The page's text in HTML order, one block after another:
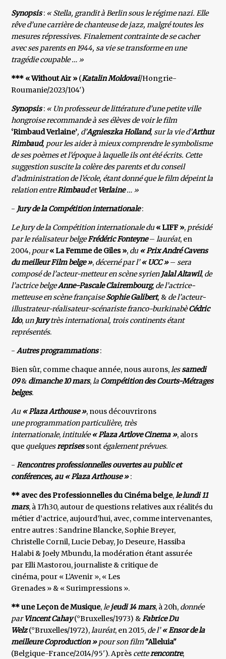
Synopsis: « Stella, grandit à Berlin sous le régime nazi. Elle
rêve d’une carrière de chanteuse de jazz, malgré toutes les
mesures répressives. Finalement contrainte de se cacher
avec ses parents en 1944, sa vie se transforme en une
tragédie coupable … »
*** « Without Air » (Katalin Moldovai/Hongrie-
Roumanie/2023/104′)
Synopsis: « Un professeur de littérature d’une petite ville
hongroise recommande à ses élèves de voir le film
‘Rimbaud Verlaine’, d’Agnieszka Holland, sur la vie d’Arthur
Rimbaud, pour les aider à mieux comprendre le symbolisme
de ses poèmes et l’époque à laquelle ils ont été écrits. Cette
suggestion suscite la colère des parents et du conseil
d’administration de l’école, étant donné que le film dépeint la
relation entreRimbaudetVerlaine… »
- Jury de la Compétition internationale:
Le Jury de la Compétition internationale du« LIFF », présidé
par le réalisateur belgeFrédéric Fonteyne– lauréat, en
2004, pour« La Femme de Giles », du« Prix André Cavens
du meilleur Film belge », décerné parl’« UCC »–sera
composé de l’acteur-metteur en scène syrienJalal Altawil, de
l’actrice belgeAnne-PascaleClairembourg, de l’actrice-
metteuse en scène françaiseSophie Galibert, & de l’acteur-
illustrateur-réalisateur-scénariste franco-burkinabèCédric
Ido, unJurytrès international, trois continents étant
représentés.
-Autres programmations:
Bien sûr, comme chaque année, nous aurons,lessamedi
09& dimanche 10 mars,la Compétition des Courts-Métrages
belges.
Au « Plaza Arthouse », nous découvrirons
une programmation particulière, très
internationale,intitulée« PlazaArtlove Cinema », alors
que quelquesreprisessont également prévues.
- Rencontres professionnelles ouvertes au public et
conférences, au « Plaza Arthouse »:
** avec des Professionnelles du Cinéma belge,le lundi 11
mars, à 17h30, autour de questions relatives aux réalités du
métier d’actrice, aujourd’hui, avec, comme intervenantes,
entre autres : Sandrine Blancke, Sophie Breyer,
Christelle Cornil, Lucie Debay, Jo Deseure, Hassiba
Halabi & Joely Mbundu, la modération étant assurée
par Elli Mastorou, journaliste & critique de
cinéma, pour « L’Avenir », « Les
Grenades » & « Surimpressions ».
** une Leçon de Musique,lejeudi 14 mars, à 20h, donnée
parVincent Cahay(°Bruxelles/1973) &Fabrice Du
Welz(°Bruxelles/1972),lauréat, en 2015, de l’« Ensor de la
meilleure Coproduction »pour son film "Alleluia"
(Belgique-France/2014/95'). Après cetterencontre,